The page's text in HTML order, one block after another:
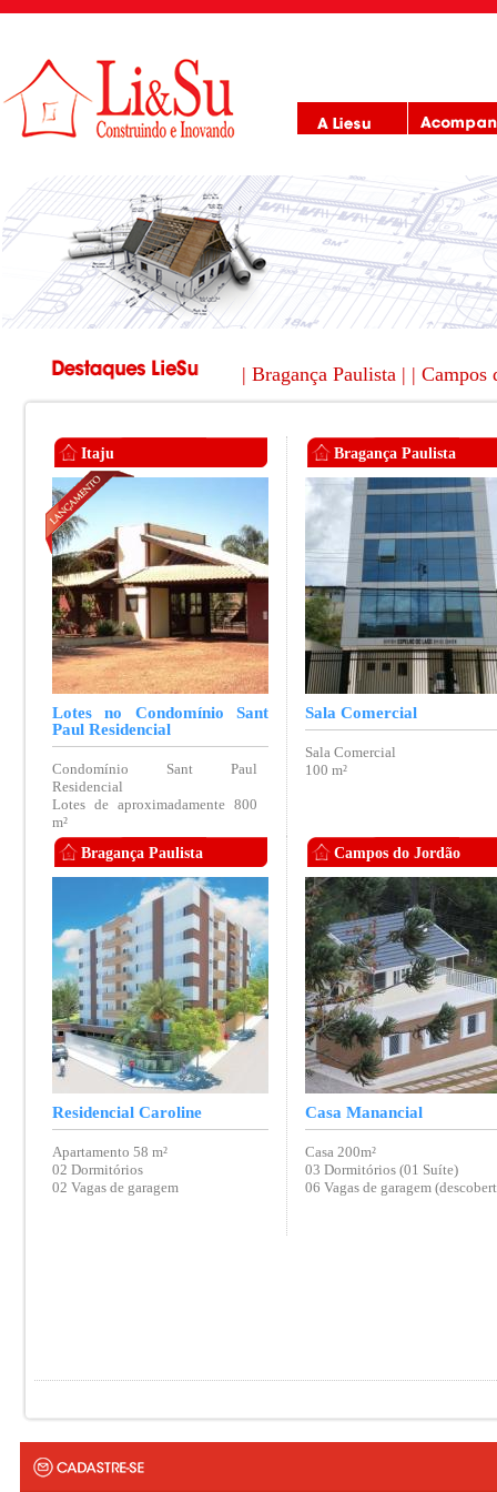
| Bragança Paulista | | Campos
Itaju
Lotes no Condomínio Sant
Paul Residencial
Condomínio Sant Paul
Residencial
Lotes de aproximadamente 800
m²
Bragança Paulista
Sala Comercial
Sala Comercial
100 m²
Bragança Paulista
Residencial Caroline
Apartamento 58 m²
02 Dormitórios
02 Vagas de garagem
Campos do Jordão
Casa Manancial
Casa 200m²
03 Dormitórios (01 Suíte)
06 Vagas de garagem